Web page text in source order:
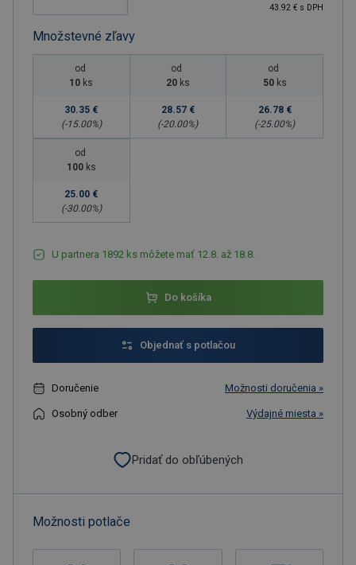
43.92 € s DPH
Množstevné zľavy
od
10 ks
30.35 €
(-15.00%)
od
20 ks
28.57 €
(-20.00%)
od
50 ks
26.78 €
(-25.00%)
od
100 ks
25.00 €
(-30.00%)
U partnera 1892 ks môžete mať 12.8. až 18.8.
Do košíka
Objednať s potlačou
Doručenie Možnosti doručenia »
Osobný odber Výdajné miesta »
Pridať do obľúbených
Možnosti potlače